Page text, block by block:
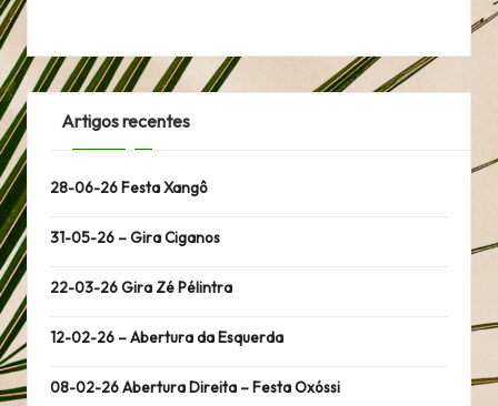
Artigos recentes
28-06-26 Festa Xangô
31-05-26 – Gira Ciganos
22-03-26 Gira Zé Pélintra
12-02-26 – Abertura da Esquerda
08-02-26 Abertura Direita – Festa Oxóssi